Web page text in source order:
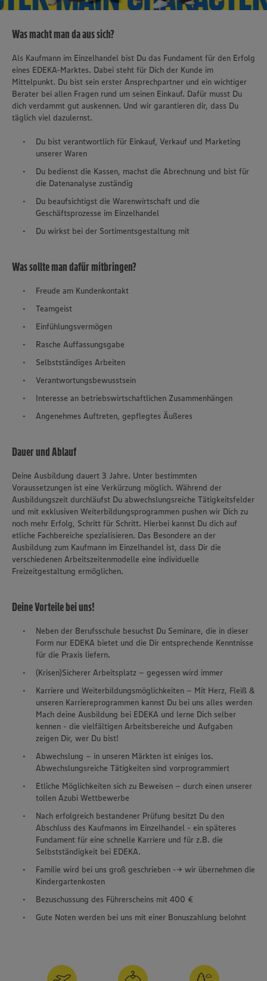
Was macht man da aus sich?
Als Kaufmann im Einzelhandel bist Du das Fundament für den Erfolg
eines EDEKA-Marktes. Dabei steht für Dich der Kunde im
Mittelpunkt. Du bist sein erster Ansprechpartner und ein wichtiger
Berater bei allen Fragen rund um seinen Einkauf. Dafür musst Du
dich verdammt gut auskennen. Und wir garantieren dir, dass Du
täglich viel dazulernst.
Du bist verantwortlich für Einkauf, Verkauf und Marketing
unserer Waren
Du bedienst die Kassen, machst die Abrechnung und bist für
die Datenanalyse zuständig
Du beaufsichtigst die Warenwirtschaft und die
Geschäftsprozesse im Einzelhandel
Du wirkst bei der Sortimentsgestaltung mit
Was sollte man dafür mitbringen?
Freude am Kundenkontakt
Teamgeist
Einfühlungsvermögen
Rasche Auffassungsgabe
Selbstständiges Arbeiten
Verantwortungsbewusstsein
Interesse an betriebswirtschaftlichen Zusammenhängen
Angenehmes Auftreten, gepflegtes Äußeres
Dauer und Ablauf
Deine Ausbildung dauert 3 Jahre. Unter bestimmten
Voraussetzungen ist eine Verkürzung möglich. Während der
Ausbildungszeit durchläufst Du abwechslungsreiche Tätigkeitsfelder
und mit exklusiven Weiterbildungsprogrammen pushen wir Dich zu
noch mehr Erfolg, Schritt für Schritt. Hierbei kannst Du dich auf
etliche Fachbereiche spezialisieren. Das Besondere an der
Ausbildung zum Kaufmann im Einzelhandel ist, dass Dir die
verschiedenen Arbeitszeitenmodelle eine individuelle
Freizeitgestaltung ermöglichen.
Deine Vorteile bei uns!
Neben der Berufsschule besuchst Du Seminare, die in dieser
Form nur EDEKA bietet und die Dir entsprechende Kenntnisse
für die Praxis liefern.
(Krisen)Sicherer Arbeitsplatz – gegessen wird immer
Karriere und Weiterbildungsmöglichkeiten – Mit Herz, Fleiß &
unseren Karriereprogrammen kannst Du bei uns alles werden
Mach deine Ausbildung bei EDEKA und lerne Dich selber
kennen - die vielfältigen Arbeitsbereiche und Aufgaben
zeigen Dir, wer Du bist!
Abwechslung – in unseren Märkten ist einiges los.
Abwechslungsreiche Tätigkeiten sind vorprogrammiert
Etliche Möglichkeiten sich zu Beweisen – durch einen unserer
tollen Azubi Wettbewerbe
Nach erfolgreich bestandener Prüfung besitzt Du den
Abschluss des Kaufmanns im Einzelhandel - ein späteres
Fundament für eine schnelle Karriere und für z.B. die
Selbstständigkeit bei EDEKA.
Familie wird bei uns groß geschrieben --> wir übernehmen die
Kindergartenkosten
Bezuschussung des Führerscheins mit 400 €
Gute Noten werden bei uns mit einer Bonuszahlung belohnt